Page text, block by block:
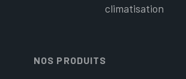
climatisation
NOS PRODUITS